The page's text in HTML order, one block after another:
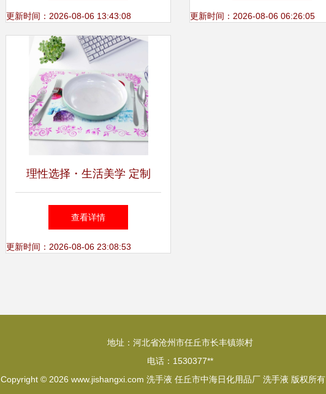
更新时间：2026-08-06 13:43:08 更新时间：2026-08-06 06:26:05
理性选择・生活美学 定制
PVC软胶餐垫的实用性认知
查看详情
更新时间：2026-08-06 23:08:53
地址：河北省沧州市任丘市长丰镇崇村
电话：1530377**
Copyright © 2026 www.jishangxi.com 洗手液 任丘市中海日化用品厂 洗手液 版权所有